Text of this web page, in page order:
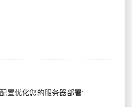
置优化您的服务器部署: